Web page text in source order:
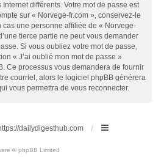
différents. Votre mot de passe est
sur « Norvege-fr.com », conservez-le
une personne affiliée de « Norvege-
tierce partie ne peut vous demander
Si vous oubliez votre mot de passe,
« J’ai oublié mon mot de passe »
Ce processus vous demandera de fournir
courriel, alors le logiciel phpBB générera
vous permettra de vous reconnecter.
dailydigesthub.com
© phpBB Limited